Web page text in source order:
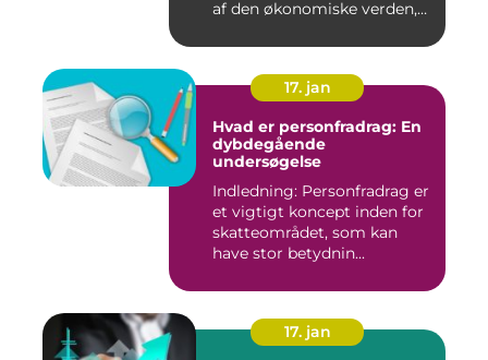
af den økonomiske verden,
17. jan
Hvad er personfradrag: En
dybdegående
undersøgelse
Indledning: Personfradrag er
et vigtigt koncept inden for
skatteområdet, som kan
have stor betydnin...
17. jan